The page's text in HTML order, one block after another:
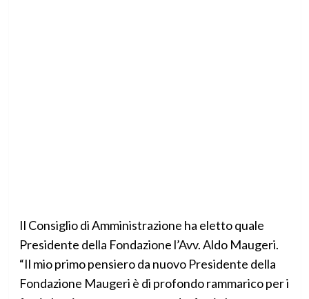
Il Consiglio di Amministrazione ha eletto quale
Presidente della Fondazione l’Avv. Aldo Maugeri.
“Il mio primo pensiero da nuovo Presidente della
Fondazione Maugeri è di profondo rammarico per i